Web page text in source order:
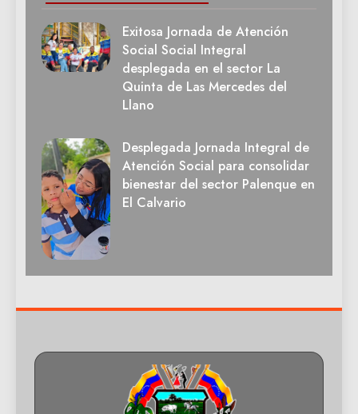
Exitosa Jornada de Atención
Social Social Integral
desplegada en el sector La
Quinta de Las Mercedes del
Llano
Desplegada Jornada Integral de
Atención Social para consolidar
bienestar del sector Palenque en
El Calvario